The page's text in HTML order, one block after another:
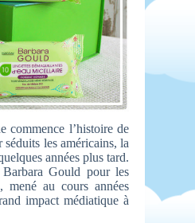
commence l’histoire de
séduits les américains, la
années plus tard.
Gould pour les
mené au cours années
impact médiatique à